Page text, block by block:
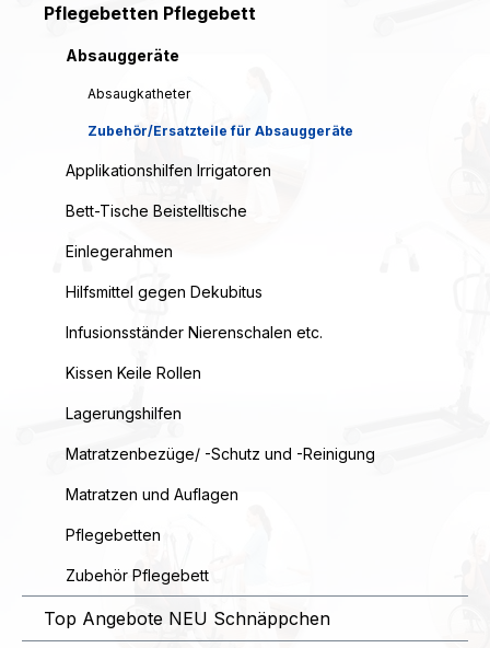
Pflegebetten Pflegebett
Absauggeräte
Absaugkatheter
Zubehör/Ersatzteile für Absauggeräte
Applikationshilfen Irrigatoren
Bett-Tische Beistelltische
Einlegerahmen
Hilfsmittel gegen Dekubitus
Infusionsständer Nierenschalen etc.
Kissen Keile Rollen
Lagerungshilfen
Matratzenbezüge/ -Schutz und -Reinigung
Matratzen und Auflagen
Pflegebetten
Zubehör Pflegebett
Top Angebote NEU Schnäppchen